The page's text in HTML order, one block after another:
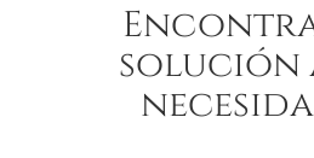
solución